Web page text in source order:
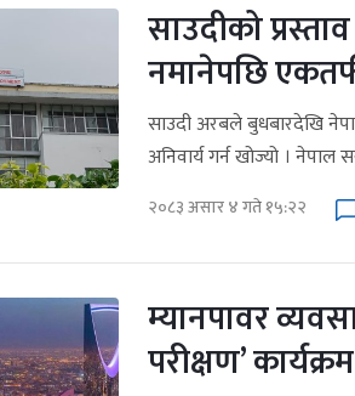
साउदीको
नमानेपछि
साउदी अरबले बुधबारदेखि
अनिवार्य गर्न खोज्यो । नेपाल
२०८३ असार ४ गते १५:२२
म्यानपावर
परीक्षण’